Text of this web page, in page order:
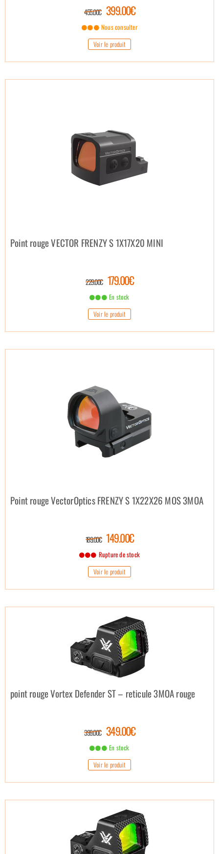
455.00€ 399.00€
Nous consulter
Voir le produit
Point rouge VECTOR FRENZY S 1X17X20 MINI
229.00€ 179.00€
En stock
Voir le produit
Point rouge VectorOptics FRENZY S 1X22X26 MOS 3MOA
189.00€ 149.00€
Rupture de stock
Voir le produit
point rouge Vortex Defender ST – reticule 3MOA rouge
399.00€ 349.00€
En stock
Voir le produit